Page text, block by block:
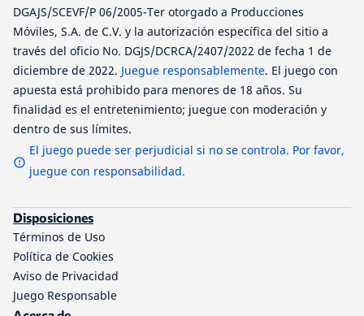
DGAJS/SCEVF/P 06/2005-Ter otorgado a Producciones
Móviles, S.A. de C.V. y la autorización específica del sitio a
través del oficio No. DGJS/DCRCA/2407/2022 de fecha 1 de
diciembre de 2022. Juegue responsablemente. El juego con
apuesta está prohibido para menores de 18 años. Su
finalidad es el entretenimiento; juegue con moderación y
dentro de sus límites.
El juego puede ser perjudicial si no se controla. Por favor,
juegue con responsabilidad.
Disposiciones
Términos de Uso
Política de Cookies
Aviso de Privacidad
Juego Responsable